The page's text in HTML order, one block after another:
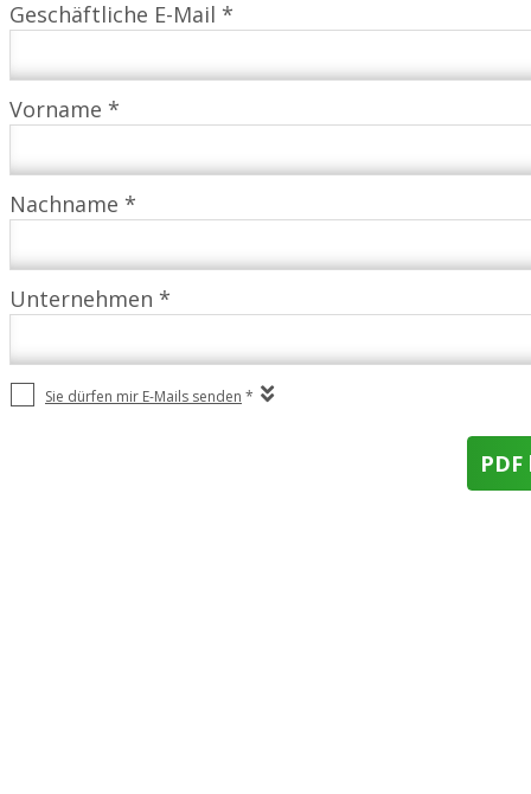
Geschäftliche E-Mail *
Vorname *
Nachname *
Unternehmen *
Sie dürfen mir E-Mails senden *